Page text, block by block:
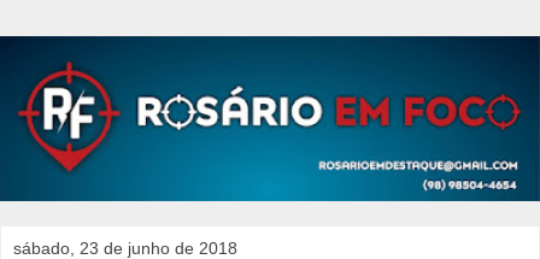
sábado, 23 de junho de 2018